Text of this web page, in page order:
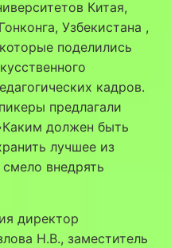
Китая,
Узбекистана ,
поделились
кадров.
предлагали
должен быть
лучшее из
внедрять
директор
Н.В., заместитель